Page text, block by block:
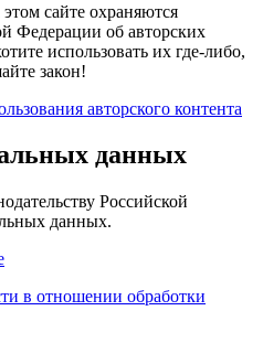
сайте охраняются
Федерации об авторских
использовать их где-либо,
закон!
авторского контента
данных
Российской
данных.
в отношении обработки